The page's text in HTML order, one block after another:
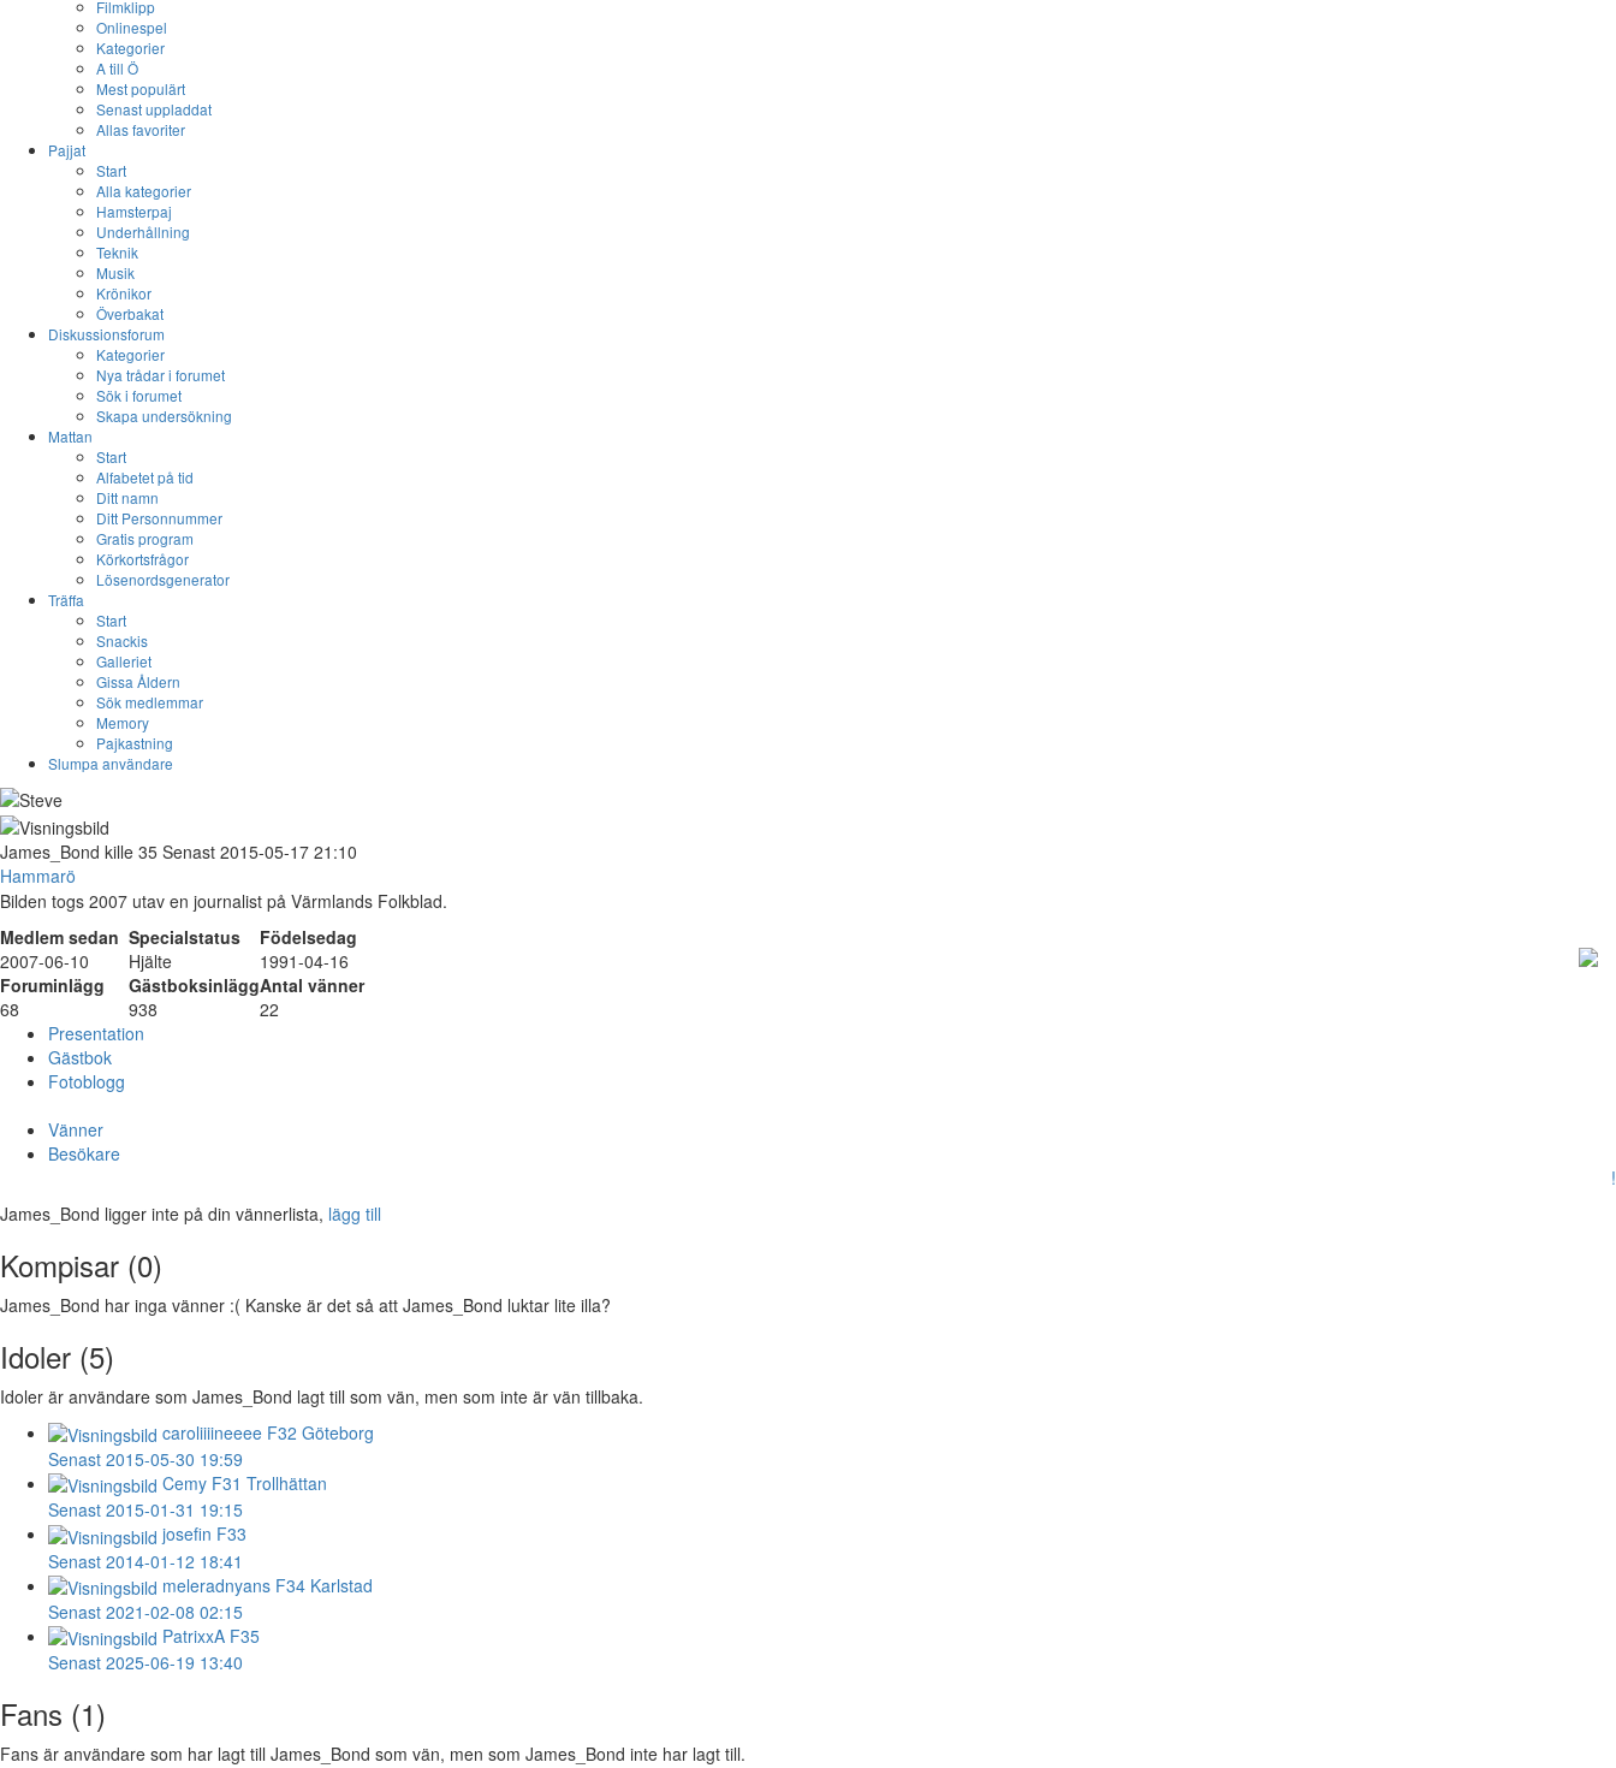
Filmklipp
Onlinespel
Kategorier
A till Ö
Mest populärt
Senast uppladdat
Allas favoriter
Pajjat
Start
Alla kategorier
Hamsterpaj
Underhållning
Teknik
Musik
Krönikor
Överbakat
Diskussionsforum
Kategorier
Nya trådar i forumet
Sök i forumet
Skapa undersökning
Mattan
Start
Alfabetet på tid
Ditt namn
Ditt Personnummer
Gratis program
Körkortsfrågor
Lösenordsgenerator
Träffa
Start
Snackis
Galleriet
Gissa Åldern
Sök medlemmar
Memory
Pajkastning
Slumpa användare
James_Bond kille 35 Senast 2015-05-17 21:10
Hammarö
Bilden togs 2007 utav en journalist på Värmlands Folkblad.
Medlem sedan Specialstatus
Födelsedag
2007-06-10
Hjälte
1991-04-16
Foruminlägg
GästboksinläggAntal vänner
68
938
22
Presentation
Gästbok
Fotoblogg
Vänner
Besökare
!
James_Bond ligger inte på din vännerlista, lägg till
Kompisar (0)
James_Bond har inga vänner :( Kanske är det så att James_Bond luktar lite illa?
Idoler (5)
Idoler är användare som James_Bond lagt till som vän, men som inte är vän tillbaka.
caroliiiineeee F32 Göteborg
Senast 2015-05-30 19:59
Cemy F31 Trollhättan
Senast 2015-01-31 19:15
josefin F33
Senast 2014-01-12 18:41
meleradnyans F34 Karlstad
Senast 2021-02-08 02:15
PatrixxA F35
Senast 2025-06-19 13:40
Fans (1)
Fans är användare som har lagt till James_Bond som vän, men som James_Bond inte har lagt till.